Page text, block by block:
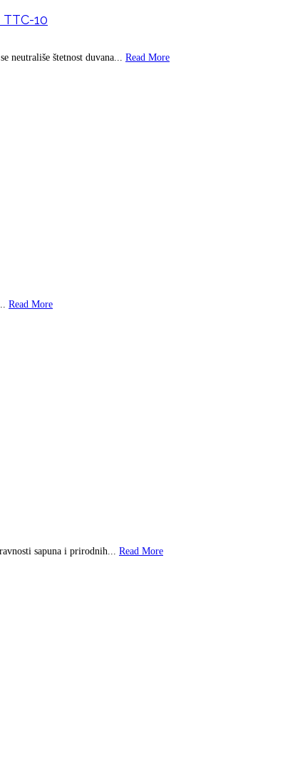
TTC-10
neutrališe štetnost duvana... Read More
Read More
sapuna i prirodnih... Read More